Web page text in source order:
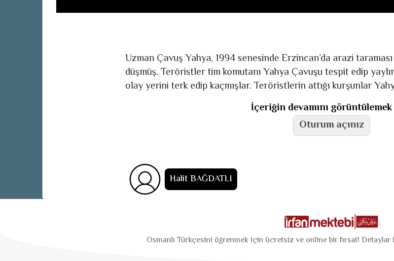
Uzman Çavuş Yahya, 1994 senesinde Erzincan’da arazi
düşmüş. Teröristler tim komutanı Yahya Çavuşu tespit edip
olay yerini terk edip kaçmışlar. Teröristlerin attığı kurşunlar
İçeriğin devamını
Oturum açınız
Halit BAĞDATLI
Osmanlı Türkçesini öğrenmek için ücretsiz ve online bir fırsat! Detaylar